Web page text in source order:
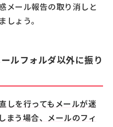
メール報告の取り消しと
しょう。
ルフォルダ以外に振り
しを行ってもメールが迷
まう場合、メールのフィ